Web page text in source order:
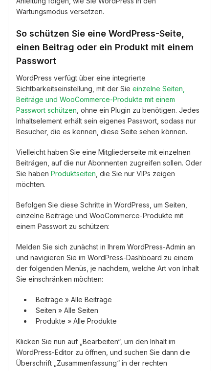
Wartungsmodus versetzen.
So schützen Sie eine WordPress-Seite,
einen Beitrag oder ein Produkt mit einem
Passwort
WordPress verfügt über eine integrierte
Sichtbarkeitseinstellung, mit der Sie einzelne Seiten,
Beiträge und WooCommerce-Produkte mit einem
Passwort schützen , ohne ein Plugin zu benötigen. Jedes
Inhaltselement erhält sein eigenes Passwort, sodass nur
Besucher, die es kennen, diese Seite sehen können.
Vielleicht haben Sie eine Mitgliederseite mit einzelnen
Beiträgen, auf die nur Abonnenten zugreifen sollen. Oder
Sie haben Produktseiten , die Sie nur VIPs zeigen
möchten.
Befolgen Sie diese Schritte in WordPress, um Seiten,
einzelne Beiträge und WooCommerce-Produkte mit
einem Passwort zu schützen:
Melden Sie sich zunächst in Ihrem WordPress-Admin an
und navigieren Sie im WordPress-Dashboard zu einem
der folgenden Menüs, je nachdem, welche Art von Inhalt
Sie einschränken möchten:
Beiträge » Alle Beiträge
Seiten » Alle Seiten
Produkte » Alle Produkte
Klicken Sie nun auf „Bearbeiten“, um den Inhalt im
WordPress-Editor zu öffnen, und suchen Sie dann die
Überschrift „Zusammenfassung“ in der rechten